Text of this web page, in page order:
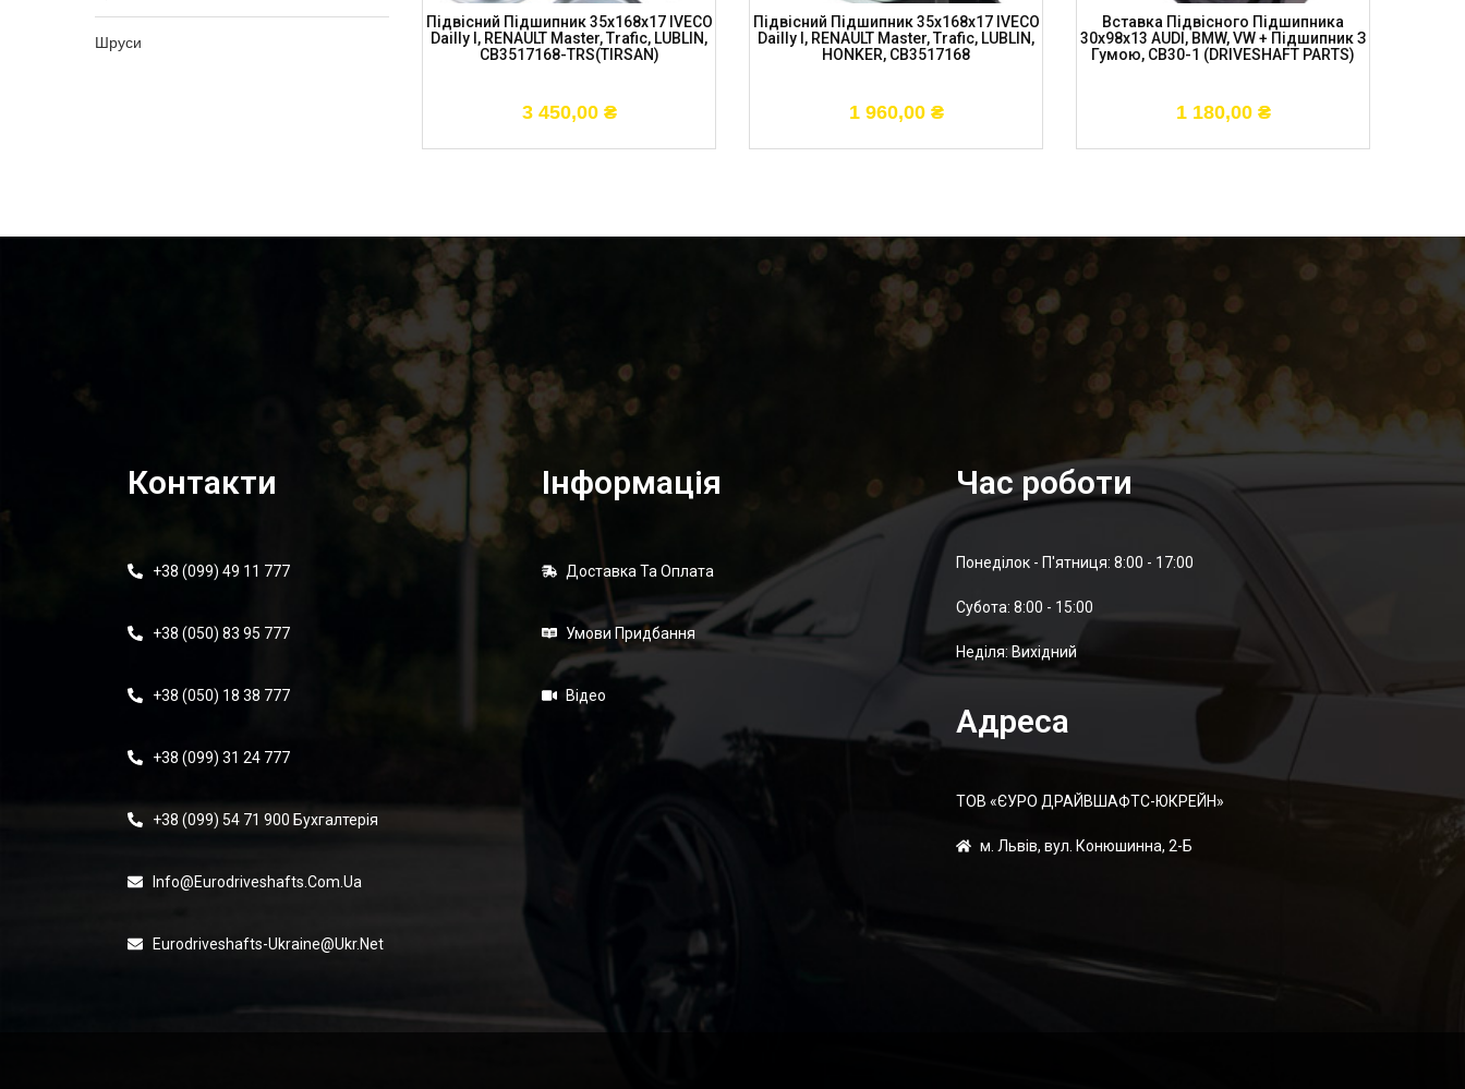
Шруси
Підвісний Підшипник 100×193.5×13
MAN L2000, IVECO, CB100131935
Підвісний Підшипник 35x168x17 IVECO
Dailly I, RENAULT Master, Trafic, LUBLIN,
CB3517168-TRS(TIRSAN)
3 450,00 ₴
Підвісний Підшипник 35x168x17 IVECO
Dailly I, RENAULT Master, Trafic, LUBLIN,
HONKER, CB3517168
1 960,00 ₴
Вставка Підвісного Підшипника
30x98x13 AUDI, BMW, VW + Підшипник З
Гумою, CB30-1 (DRIVESHAFT PARTS)
1 180,00 ₴
Контакти
+38 (099) 49 11 777
+38 (050) 83 95 777
+38 (050) 18 38 777
+38 (099) 31 24 777
+38 (099) 54 71 900 Бухгалтерія
Info@eurodriveshafts.com.ua
Eurodriveshafts-Ukraine@ukr.net
Інформація
Доставка Та Оплата
Умови Придбання
Відео
Час роботи
Понеділок - П'ятниця: 8:00 - 17:00
Суботa: 8:00 - 15:00
Неділя: Вихідний
Адреса
ТОВ «ЄУРО ДРАЙВШАФТC-ЮКРЕЙН»
м. Львів, вул. Конюшинна, 2-Б